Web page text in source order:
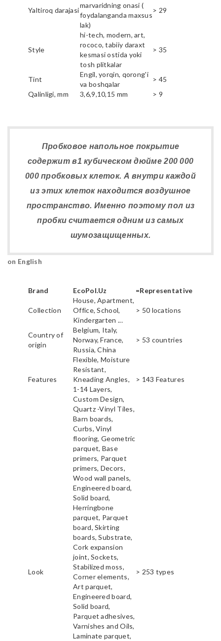
Yaltiroq darajasi
marvaridning onasi (
foydalanganda maxsus
lak)
> 29
Style
hi-tech, modern, art,
rococo, tabiiy daraxt
kesmasi ostida yoki
tosh plitkalar
> 35
Tint
Engil, yorqin, qorong'i
va boshqalar
> 45
Qalinligi, mm
3,6,9,10,15 mm > 9
Пробковое напольное покрытие
содержит в1 кубическом дюйме 200 000
000 пробковых клеток. А внутри каждой
из этих клеток находится воздушное
пространство. Именно поэтому пол из
пробки считается одним из самых
шумозащищенных.
on English
Brand EcoPol.Uz =Representative
Collection
House, Apartment,
Office, School,
Kindergarten ...
> 50 locations
Country of
origin
Belgium, Italy,
Norway, France,
Russia, China
> 53 countries
Features
Flexible, Moisture
Resistant,
Kneading Angles,
1-14 Layers,
Custom Design,
> 143 Features
Look
Quartz -Vinyl Tiles,
Barn boards,
Curbs, Vinyl
flooring, Geometric
parquet, Base
primers, Parquet
primers, Decors,
Wood wall panels,
Engineered board,
Solid board,
Herringbone
parquet, Parquet
board, Skirting
boards, Substrate,
Cork expansion
joint, Sockets,
Stabilized moss,
Corner elements,
Art parquet,
Engineered board,
Solid board,
Parquet adhesives,
Varnishes and Oils,
Laminate parquet,
> 253 types